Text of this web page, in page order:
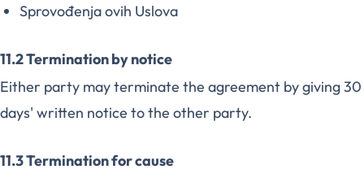
Sprovođenja ovih Uslova
11.2 Termination by notice
Either party may terminate the agreement by giving 30
days' written notice to the other party.
11.3 Termination for cause